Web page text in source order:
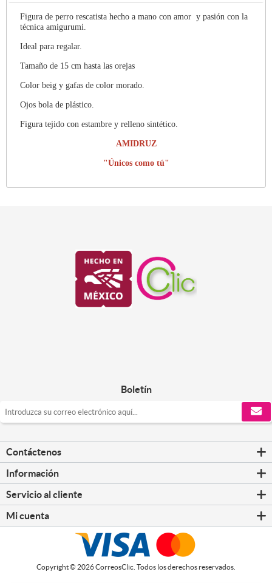
Figura de perro rescatista hecho a mano con amor y pasión con la
técnica amigurumi.
Ideal para regalar.
Tamaño de 15 cm hasta las orejas
Color beig y gafas de color morado.
Ojos bola de plástico.
Figura tejido con estambre y relleno sintético.
AMIDRUZ
"Únicos como tú"
Boletín
Contáctenos
Información
Servicio al cliente
Mi cuenta
Copyright © 2026 CorreosClic. Todos los derechos reservados.